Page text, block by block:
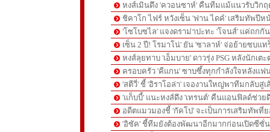
หงส์เมินดึง 'ควอนซาห์' คืนทีมแม้แนวรับวิก
ชิคาโก ไฟร์ หวังเซ็น 'ฟาน ไดค์' เสริมทัพปีห
'โซโบซไล' แจงดราม่าปะทะ 'โจนส์' แค่ถกกั
เซ็น 2 ปี! โรมาโน่' ยัน 'ซาลาห์' จ่อย้ายซบแ
หงส์ลุยทาบ 'เอ็มบาย' ดาวรุ่ง PSG หลังนักเต
ครอบครัว 'คีแกน' ซาบซึ้งทุกกำลังใจหลังแฟ
'สตีวี่' ชี้ 'อิราโอล่า' เจองานใหญ่พาทีมกลับสู่
'แก็บบี้' แนะหงส์ดึง 'เทรนต์' คืนแอนฟิลด์ช่วย
อดีตแมวมองชี้ 'กัคโป' จะเป็นการเสริมทัพที่
'อิซัค' ชี้ทีมยังต้องพัฒนาอีกมากก่อนเปิดซีซั่